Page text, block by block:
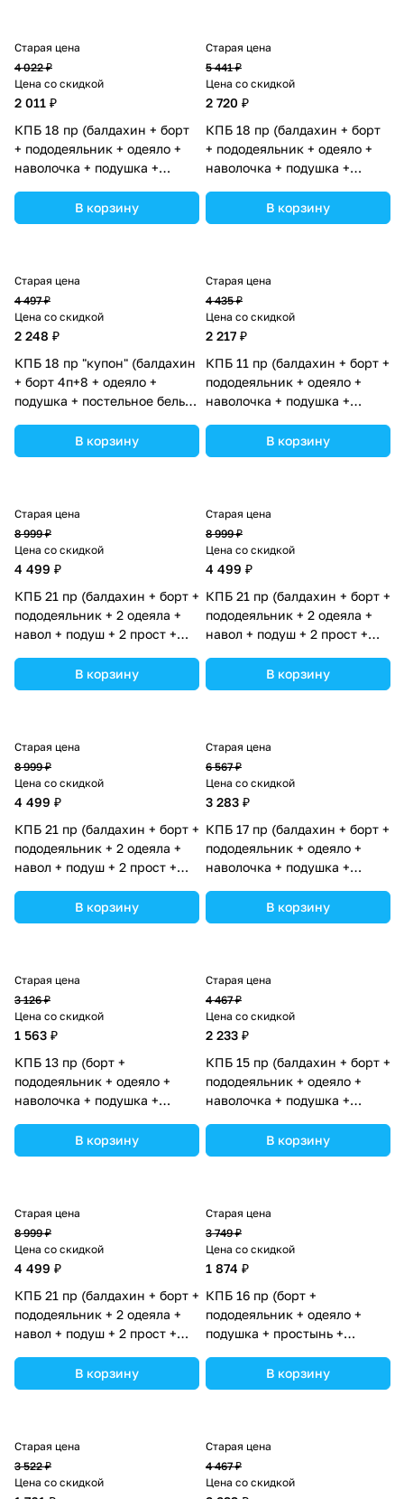
Старая цена
4 022 ₽
Цена со скидкой
2 011 ₽
КПБ 18 пр (балдахин + борт
+ пододеяльник + одеяло +
наволочка + подушка +
(№1144-0-1) цвета в
ассортименте.
В корзину
Старая цена
5 441 ₽
Цена со скидкой
2 720 ₽
КПБ 18 пр (балдахин + борт
+ пододеяльник + одеяло +
наволочка + подушка +
1_08) цвета в ассортименте.
В корзину
Старая цена
4 497 ₽
Цена со скидкой
2 248 ₽
КПБ 18 пр "купон" (балдахин
+ борт 4п+8 + одеяло +
подушка + постельное белье
(№К207_4а8_02) цвета в
ассортименте.
В корзину
Старая цена
4 435 ₽
Цена со скидкой
2 217 ₽
КПБ 11 пр (балдахин + борт +
пододеяльник + одеяло +
наволочка + подушка +
(№1154-0-1_02) цвета в
ассортименте.
В корзину
Старая цена
8 999 ₽
Цена со скидкой
4 499 ₽
КПБ 21 пр (балдахин + борт +
пододеяльник + 2 одеяла +
навол + подуш + 2 прост +
О-1_21) цвета в
ассортименте.
В корзину
Старая цена
8 999 ₽
Цена со скидкой
4 499 ₽
КПБ 21 пр (балдахин + борт +
пододеяльник + 2 одеяла +
навол + подуш + 2 прост +
О-1_04) цвета в
ассортименте.
В корзину
Старая цена
8 999 ₽
Цена со скидкой
4 499 ₽
КПБ 21 пр (балдахин + борт +
пододеяльник + 2 одеяла +
навол + подуш + 2 прост +
О-1_02) цвета в
ассортименте.
В корзину
Старая цена
6 567 ₽
Цена со скидкой
3 283 ₽
КПБ 17 пр (балдахин + борт +
пододеяльник + одеяло +
наволочка + подушка +
(№1180-0-1_06) цвета в
ассортименте.
В корзину
Старая цена
3 126 ₽
Цена со скидкой
1 563 ₽
КПБ 13 пр (борт +
пододеяльник + одеяло +
наволочка + подушка +
(№1146-0-1бб) цвета в
ассортименте.
В корзину
Старая цена
4 467 ₽
Цена со скидкой
2 233 ₽
КПБ 15 пр (балдахин + борт +
пододеяльник + одеяло +
наволочка + подушка +
0-1_10) цвета в
ассортименте.
В корзину
Старая цена
8 999 ₽
Цена со скидкой
4 499 ₽
КПБ 21 пр (балдахин + борт +
пододеяльник + 2 одеяла +
навол + подуш + 2 прост +
О-1_15) цвета в
ассортименте.
В корзину
Старая цена
3 749 ₽
Цена со скидкой
1 874 ₽
КПБ 16 пр (борт +
пододеяльник + одеяло +
подушка + простынь +
1бб) цвета в ассортименте.
В корзину
Старая цена
3 522 ₽
Цена со скидкой
Старая цена
4 467 ₽
Цена со скидкой